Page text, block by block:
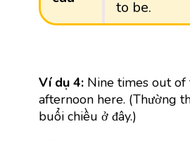
to be.
Ví dụ 4: Nine times out of
afternoon here. (Thường
buổi chiều ở đây.)